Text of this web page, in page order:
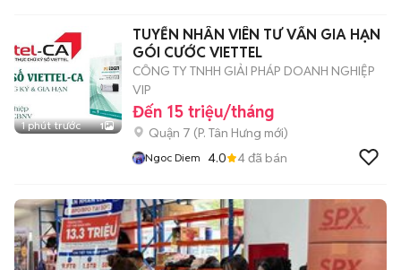
1 phút trước 1
TUYỂN NHÂN VIÊN TƯ VẤN GIA HẠN
GÓI CƯỚC VIETTEL
CÔNG TY TNHH GIẢI PHÁP DOANH NGHIỆP
VIP
Đến 15 triệu/tháng
Quận 7 (P. Tân Hưng mới)
Ngoc Diem 4.0 4đã bán